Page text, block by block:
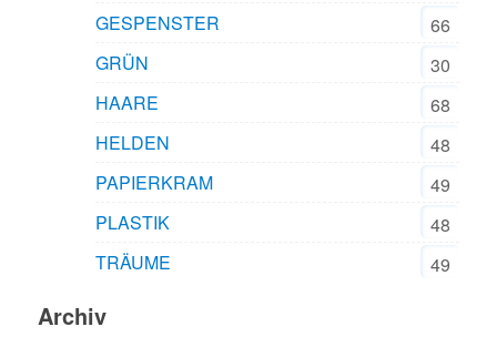
GESPENSTER
66
GRÜN
30
HAARE
68
HELDEN
48
PAPIERKRAM
49
PLASTIK
48
TRÄUME
49
Archiv